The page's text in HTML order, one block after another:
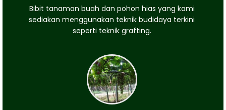
Bibit tanaman buah dan pohon hias yang kami
sediakan menggunakan teknik budidaya terkini
seperti teknik grafting.